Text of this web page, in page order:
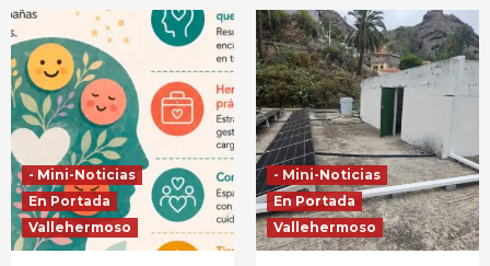
- Mini-Noticias
En Portada
Vallehermoso
- Mini-Noticias
En Portada
Vallehermoso